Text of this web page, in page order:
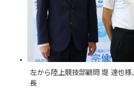
左から陸上競技部顧問 堤 達也
長